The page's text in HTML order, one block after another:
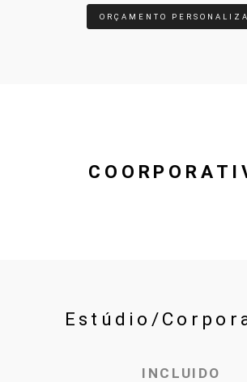
ORÇAMENTO
Estúdio/
INCLUIDO